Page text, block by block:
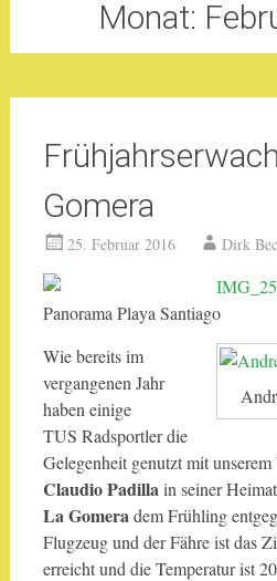
Monat:
Gomera
25. Februar 2016 Dirk
Panorama Playa Santiago
Wie bereits im
vergangenen Jahr
haben einige
TUS Radsportler die
Gelegenheit genutzt mit
Claudio Padillain seiner Heimat
La Gomeradem Frühling
Flugzeug und der Fähre ist das
erreicht und die Temperatur ist